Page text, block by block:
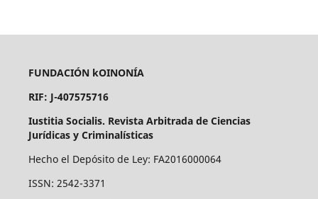
FUNDACIÓN kOINONÍA
RIF: J-407575716
Iustitia Socialis. Revista Arbitrada de Ciencias
Jurídicas y Criminalísticas
Hecho el Depósito de Ley: FA2016000064
ISSN: 2542-3371